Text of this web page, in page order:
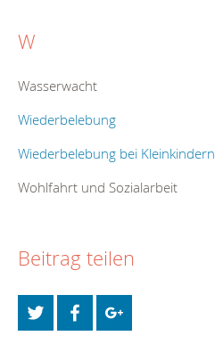
W
Wasserwacht
Wiederbelebung
Wiederbelebung bei Kleinkindern
Wohlfahrt und Sozialarbeit
Beitrag teilen